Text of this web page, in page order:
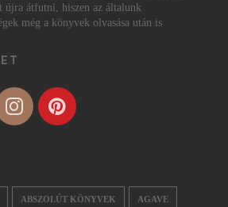
újra átfutni, hiszen az általunk
még a könyvek olvasása után is
ABSZOLÚT KÖNYVEK AGAVE